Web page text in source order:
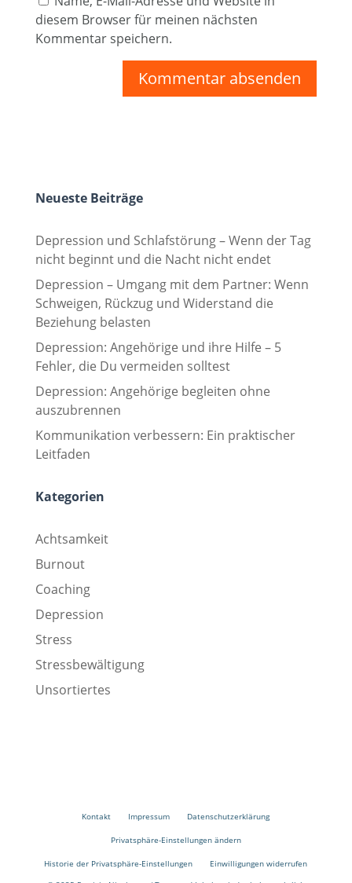
diesem Browser für meinen nächsten
Kommentar speichern.
Neueste Beiträge
Depression und Schlafstörung – Wenn der Tag
nicht beginnt und die Nacht nicht endet
Depression – Umgang mit dem Partner: Wenn
Schweigen, Rückzug und Widerstand die
Beziehung belasten
Depression: Angehörige und ihre Hilfe – 5
Fehler, die Du vermeiden solltest
Depression: Angehörige begleiten ohne
auszubrennen
Kommunikation verbessern: Ein praktischer
Leitfaden
Kategorien
Achtsamkeit
Burnout
Coaching
Depression
Stress
Stressbewältigung
Unsortiertes
Kontakt Impressum Datenschutzerklärung
Privatsphäre-Einstellungen ändern
Historie der Privatsphäre-Einstellungen
Einwilligungen widerrufen